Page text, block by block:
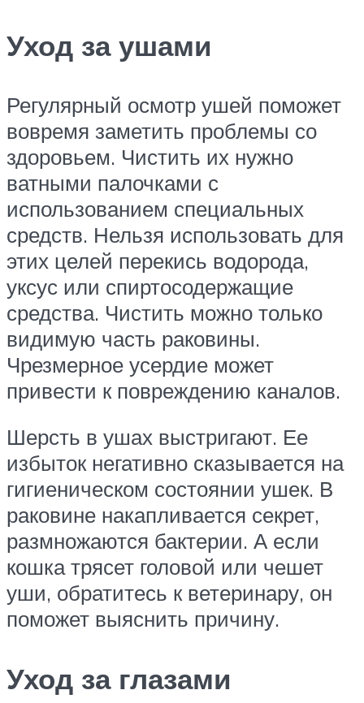
Уход за ушами
Регулярный осмотр ушей поможет
вовремя заметить проблемы со
здоровьем. Чистить их нужно
ватными палочками с
использованием специальных
средств. Нельзя использовать для
этих целей перекись водорода,
уксус или спиртосодержащие
средства. Чистить можно только
видимую часть раковины.
Чрезмерное усердие может
привести к повреждению каналов.
Шерсть в ушах выстригают. Ее
избыток негативно сказывается на
гигиеническом состоянии ушек. В
раковине накапливается секрет,
размножаются бактерии. А если
кошка трясет головой или чешет
уши, обратитесь к ветеринару, он
поможет выяснить причину.
Уход за глазами